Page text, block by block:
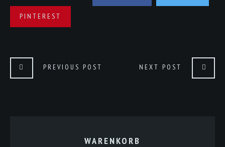
PINTEREST
PREVIOUS POST NEXT POST
WARENKORB